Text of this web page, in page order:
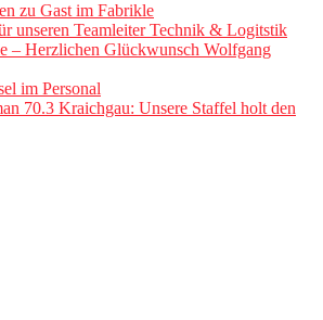
zu Gast im Fabrikle
unseren Teamleiter Technik & Logitstik
– Herzlichen Glückwunsch Wolfgang
im Personal
70.3 Kraichgau: Unsere Staffel holt den